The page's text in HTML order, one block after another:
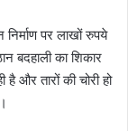
निर्माण पर लाखों रुपये
बदहाली का शिकार
और तारों की चोरी हो